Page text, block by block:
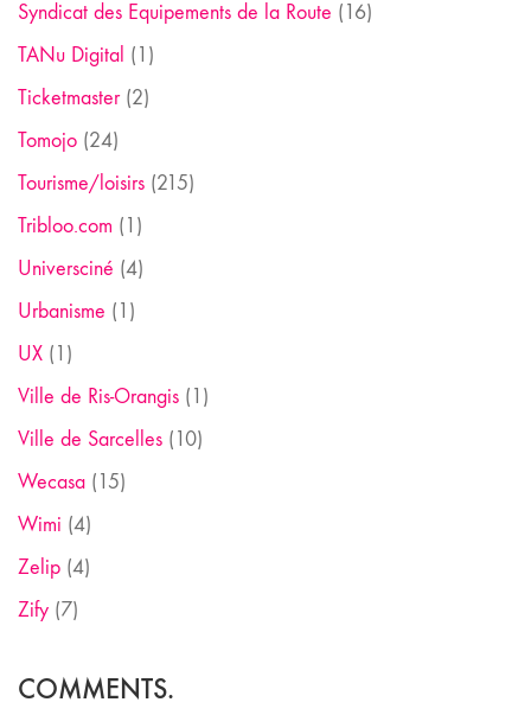
Syndicat des Equipements de la Route (16)
TANu Digital (1)
Ticketmaster(2)
Tomojo (24)
Tourisme/loisirs (215)
Tribloo.com (1)
Universciné (4)
Urbanisme (1)
UX (1)
Ville de Ris-Orangis (1)
Ville de Sarcelles (10)
Wecasa (15)
Wimi (4)
Zelip (4)
Zify (7)
COMMENTS.